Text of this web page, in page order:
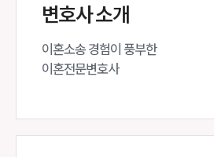
변호사 소개
이혼소송 경험이 풍부한
이혼전문변호사